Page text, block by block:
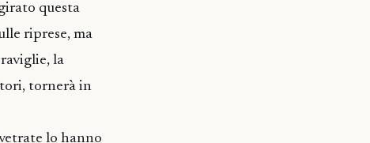
questa
riprese, ma
la
tornerà in
lo hanno